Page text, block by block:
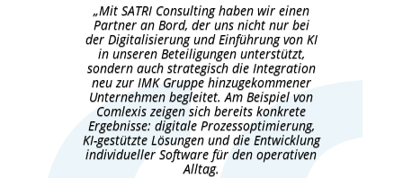
„Mit SATRI Consulting haben wir einen
Partner an Bord, der uns nicht nur bei
der Digitalisierung und Einführung von KI
in unseren Beteiligungen unterstützt,
sondern auch strategisch die Integration
neu zur IMK Gruppe hinzugekommener
Unternehmen begleitet. Am Beispiel von
Comlexis zeigen sich bereits konkrete
Ergebnisse: digitale Prozessoptimierung,
KI-gestützte Lösungen und die Entwicklung
individueller Software für den operativen
Alltag.